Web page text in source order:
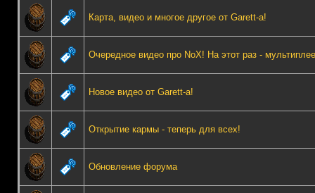
Карта, видео и многое другое от Garett-а!
Очередное видео про NoX! На этот раз -
Новое видео от Garett-а!
Открытие кармы - теперь для всех!
Обновление форума